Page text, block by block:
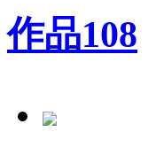
作品108